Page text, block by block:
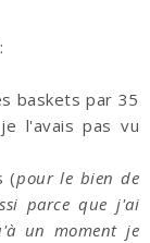
baskets par 35
l'avais pas vu
(pour le bien de
parce que j'ai
un moment je